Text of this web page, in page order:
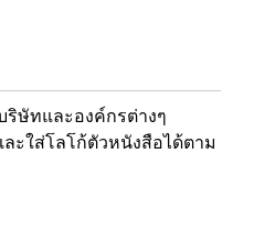
ริษัทและองค์กรต่างๆ
ะใส่โลโก้ตัวหนังสือได้ตาม